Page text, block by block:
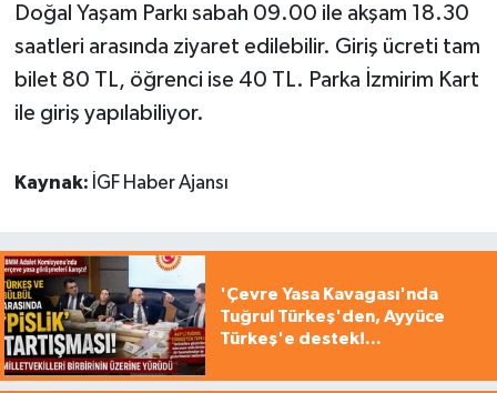
Doğal Yaşam Parkı sabah 09.00 ile akşam 18.30
saatleri arasında ziyaret edilebilir. Giriş ücreti tam
bilet 80 TL, öğrenci ise 40 TL. Parka İzmirim Kart
ile giriş yapılabiliyor.
Kaynak: İGF Haber Ajansı
'Çevre Yasa Kavagası'nda
Tuğrul Türkeş'den, Ayyüce
Türkeş'e destek!...